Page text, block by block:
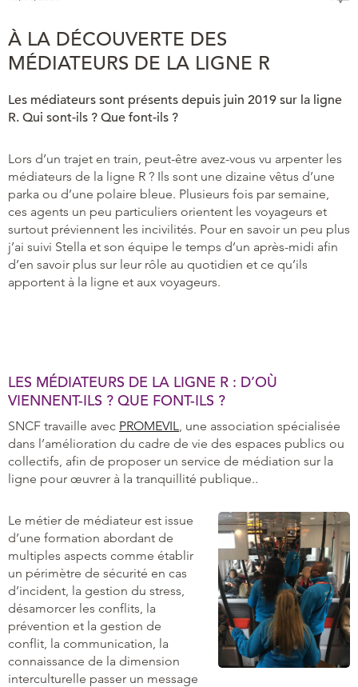
À LA DÉCOUVERTE DES
MÉDIATEURS DE LA LIGNE R
Les médiateurs sont présents depuis juin 2019 sur la ligne
R. Qui sont-ils ? Que font-ils ?
Lors d’un trajet en train, peut-être avez-vous vu arpenter les
médiateurs de la ligne R ? Ils sont une dizaine vêtus d’une
parka ou d’une polaire bleue. Plusieurs fois par semaine,
ces agents un peu particuliers orientent les voyageurs et
surtout préviennent les incivilités. Pour en savoir un peu plus
j’ai suivi Stella et son équipe le temps d’un après-midi afin
d’en savoir plus sur leur rôle au quotidien et ce qu’ils
apportent à la ligne et aux voyageurs.
LES MÉDIATEURS DE LA LIGNE R : D’OÙ
VIENNENT-ILS ? QUE FONT-ILS ?
SNCF travaille avec PROMEVIL
, une association spécialisée
dans l’amélioration du cadre de vie des espaces publics ou
collectifs, afin de proposer un service de médiation sur la
ligne pour œuvrer à la tranquillité publique..
Le métier de médiateur est issue
d’une formation abordant de
multiples aspects comme établir
un périmètre de sécurité en cas
d’incident, la gestion du stress,
désamorcer les conflits, la
prévention et la gestion de
conflit, la communication, la
connaissance de la dimension
interculturelle passer un message